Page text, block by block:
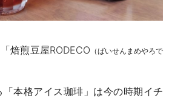
焙煎豆屋RODECO （ばいせんまめやろで
本格アイス珈琲」は今の時期イチ